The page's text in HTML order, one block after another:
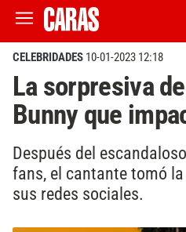
CELEBRIDADES 10-01-2023 12:18
La sorpresiva
Bunny que
Después del
fans, el cantante tomó
sus redes sociales.